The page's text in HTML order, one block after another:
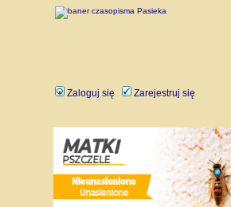
Zaloguj się Zarejestruj się